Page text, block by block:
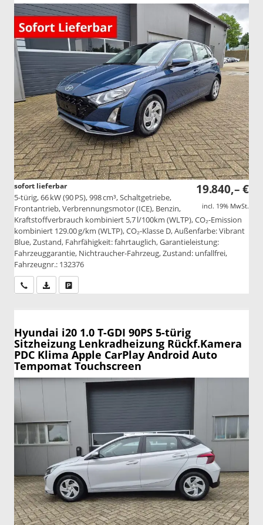
19.840,– €
incl. 19% MwSt.
sofort lieferbar
5-türig, 66 kW (90 PS), 998 cm³, Schaltgetriebe,
Frontantrieb, Verbrennungsmotor (ICE), Benzin,
Kraftstoffverbrauch kombiniert 5,7 l/100km (WLTP), CO₂-Emission
kombiniert 129.00 g/km (WLTP), CO₂-Klasse D, Außenfarbe: Vibrant
Blue, Zustand, Fahrfähigkeit: fahrtauglich, Garantieleistung:
Fahrzeuggarantie, Nichtraucher-Fahrzeug, Zustand: unfallfrei,
Fahrzeugnr.: 132376
Wir rufen Sie anPDF-Datei, Fahrzeugexposé drucken
Hyundai i20 1.0 T-GDI 90PS 5-türig
Sitzheizung Lenkradheizung Rückf.Kamera
PDC Klima Apple CarPlay Android Auto
Tempomat Touchscreen